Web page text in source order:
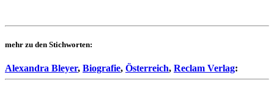
mehr zu den Stichworten:
Alexandra Bleyer, Biografie, Österreich, Reclam Verlag: